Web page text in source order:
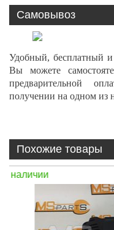
Самовывоз
Удобный, бесплатный и
Вы можете
предварительной
получении на одном из
Похожие товары
В наличии